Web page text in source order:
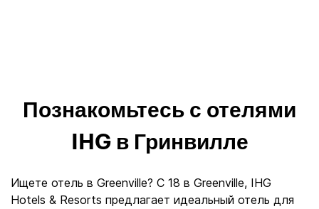
Познакомьтесь с отелями
IHG в Гринвилле
Ищете отель в Greenville? С 18 в Greenville, IHG
Hotels & Resorts предлагает идеальный отель для